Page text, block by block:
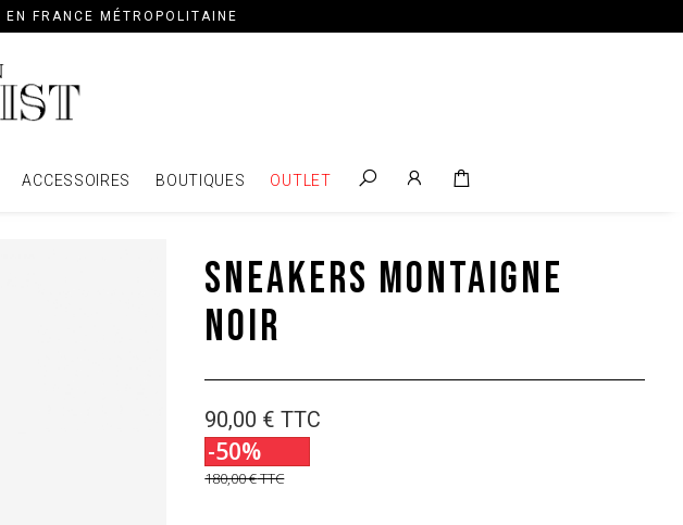
EN FRANCE MÉTROPOLITAINE
ACCESSOIRES BOUTIQUES OUTLET
Sneakers Montaigne
Noir
90,00 € TTC
-50%
180,00 €TTC